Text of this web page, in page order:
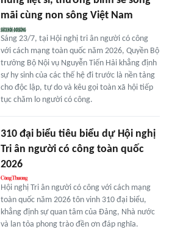
mãi cùng non sông Việt Nam
Sáng 23/7, tại Hội nghị tri ân người có công
với cách mạng toàn quốc năm 2026, Quyền Bộ
trưởng Bộ Nội vụ Nguyễn Tiến Hải khẳng định
sự hy sinh của các thế hệ đi trước là nền tảng
cho độc lập, tự do và kêu gọi toàn xã hội tiếp
tục chăm lo người có công.
310 đại biểu tiêu biểu dự Hội nghị
Tri ân người có công toàn quốc
2026
Hội nghị Tri ân người có công với cách mạng
toàn quốc năm 2026 tôn vinh 310 đại biểu,
khẳng định sự quan tâm của Đảng, Nhà nước
và lan tỏa phong trào đền ơn đáp nghĩa.